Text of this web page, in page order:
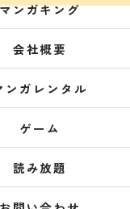
ンガキング
会社概要
ンガレンタル
ゲーム
読み放題